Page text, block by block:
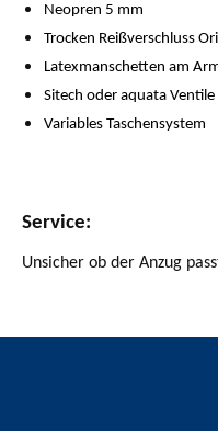
Neopren 5 mm
Trocken Reißverschluss
Latexmanschetten am
Sitech oder aquata Ventile
Variables Taschensystem
Service:
Unsicher ob der Anzug